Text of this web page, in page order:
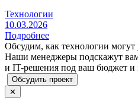
Технологии
10.03.2026
Подробнее
Обсудим, как технологии могут
Наши менеджеры подскажут
и IT-решения под ваш бюджет и
Обсудить проект
✕